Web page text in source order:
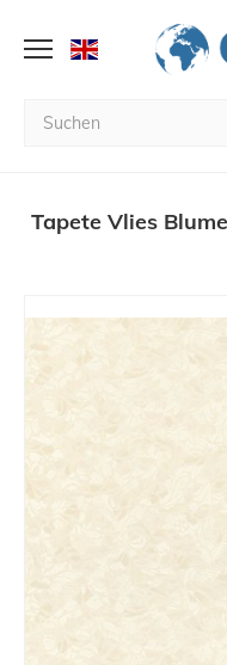
Tapete Vlies